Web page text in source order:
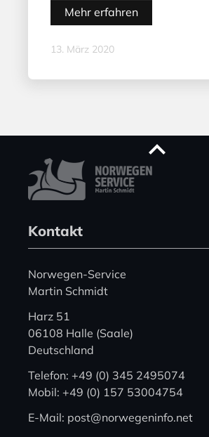
Mehr erfahren
13. März 2020
Kontakt
Norwegen-Service
Martin Schmidt
Harz 51
06108 Halle (Saale)
Deutschland
Telefon: +49 (0) 345 2495074
Mobil: +49 (0) 157 53004754
E-Mail: post@norwegeninfo.net